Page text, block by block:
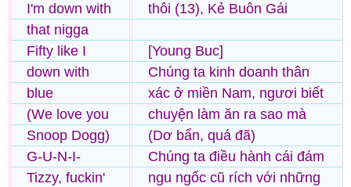
I'm down with
that nigga
Fifty like I
down with
blue
(We love you
Snoop Dogg)
G-U-N-I-
Tizzy, fuckin'
thôi (13), Kẻ Buôn Gái
[Young Buc]
Chúng ta kinh doanh thân
xác ở miền Nam, ngươi biết
chuyện làm ăn ra sao mà
(Dơ bẩn, quá đã)
Chúng ta điều hành cái đám
ngu ngốc cũ rích với những